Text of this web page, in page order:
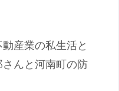
産業の私生活と
んと河南町の防